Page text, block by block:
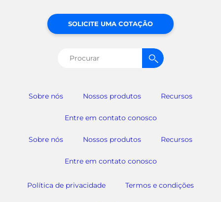
Sobre nós Nossos produtos Recursos
Entre em contato conosco
Sobre nós Nossos produtos Recursos
Entre em contato conosco
Política de privacidade Termos e condições
SOLICITE UMA COTAÇÃO
Pesquisar